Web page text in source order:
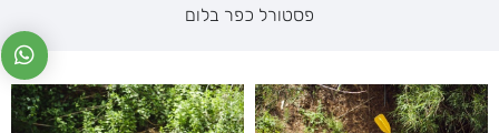
פסטורל כפר בלום